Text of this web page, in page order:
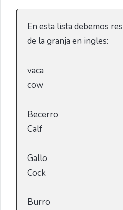
En esta lista debemos
de la granja en ingles:
vaca
cow
Becerro
Calf
Gallo
Cock
Burro